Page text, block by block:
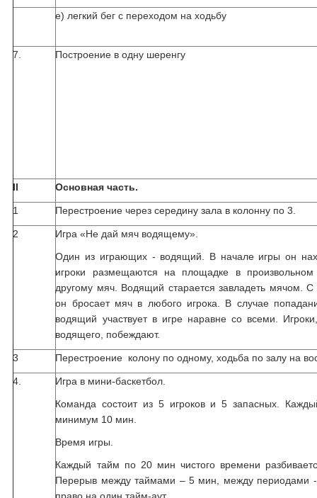
е) легкий бег с переходом на ходьбу
7. Построение в одну шеренгу
II Основная часть.
1 Перестроение через середину зала в колонну по 3.
2
Игра «Не дай мяч водящему».
Один из играющих - водящий. В начале игры он
игроки размещаются на площадке в
другому мяч. Водящий старается завладеть мячом.
он бросает мяч в любого игрока. В случае
водящий участвует в игре наравне со всеми.
водящего, побеждают.
3 Перестроение колону по одному, ходьба по залу на
4.
Игра в мини-баскетбол.
Команда состоит из 5 игроков и 5 запасных.
минимум 10 мин.
Время игры.
Каждый тайм по 20 мин чистого времени
Перерыв между таймами – 5 мин, между периодами